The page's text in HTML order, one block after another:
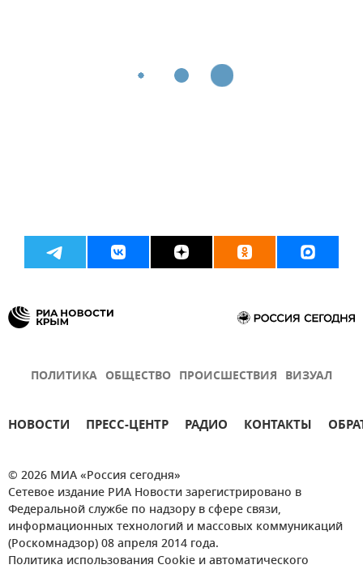
ПОЛИТИКА ОБЩЕСТВО ПРОИСШЕСТВИЯ ВИЗУАЛ
НОВОСТИ ПРЕСС-ЦЕНТР РАДИО КОНТАКТЫ
© 2026 МИА «Россия сегодня»
Сетевое издание РИА Новости зарегистрировано в
Федеральной службе по надзору в сфере связи,
информационных технологий и массовых коммуникаций
(Роскомнадзор) 08 апреля 2014 года.
Политика использования Cookie и автоматического